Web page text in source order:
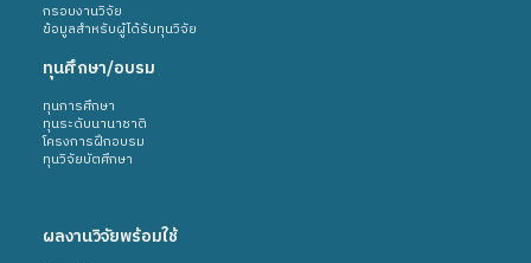
กรอบงานวิจัย
ข้อมูลสำหรับผู้ได้รับทุนวิจัย
ทุนศึกษา/อบรม
ทุนการศึกษา
ทุนระดับนานาชาติ
โครงการฝึกอบรม
ทุนวิจัยบัตศึกษา
ผลงานวิจัยพร้อมใช้